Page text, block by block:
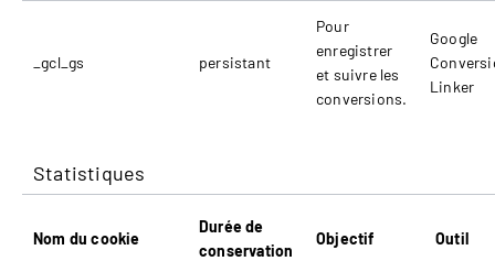
_gcl_gs persistant
Pour
enregistrer
et suivre les
conversions.
Google
Linker
Statistiques
Nom du cookie
Durée de
conservation
Objectif Outil